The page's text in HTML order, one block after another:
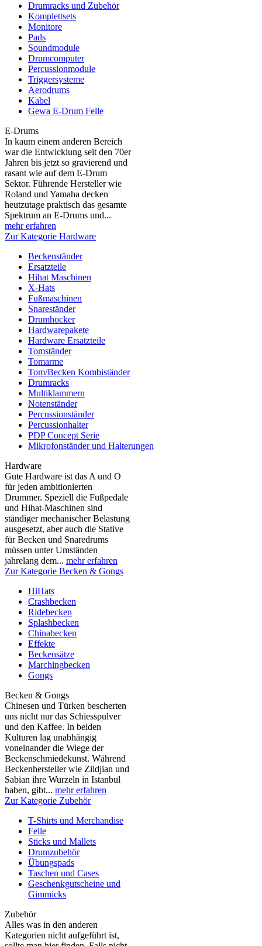
Drumracks und Zubehör
Komplettsets
Monitore
Pads
Soundmodule
Drumcomputer
Percussionmodule
Triggersysteme
Aerodrums
Kabel
Gewa E-Drum Felle
E-Drums
In kaum einem anderen Bereich
war die Entwicklung seit den 70er
Jahren bis jetzt so gravierend und
rasant wie auf dem E-Drum
Sektor. Führende Hersteller wie
Roland und Yamaha decken
heutzutage praktisch das gesamte
Spektrum an E-Drums und...
mehr erfahren
Zur Kategorie Hardware
Beckenständer
Ersatzteile
Hihat Maschinen
X-Hats
Fußmaschinen
Snareständer
Drumhocker
Hardwarepakete
Hardware Ersatzteile
Tomständer
Tomarme
Tom/Becken Kombiständer
Drumracks
Multiklammern
Notenständer
Percussionständer
Percussionhalter
PDP Concept Serie
Mikrofonständer und Halterungen
Hardware
Gute Hardware ist das A und O
für jeden ambitionierten
Drummer. Speziell die Fußpedale
und Hihat-Maschinen sind
ständiger mechanischer Belastung
ausgesetzt, aber auch die Stative
für Becken und Snaredrums
müssen unter Umständen
jahrelang dem... mehr erfahren
Zur Kategorie Becken & Gongs
HiHats
Crashbecken
Ridebecken
Splashbecken
Chinabecken
Effekte
Beckensätze
Marchingbecken
Gongs
Becken & Gongs
Chinesen und Türken bescherten
uns nicht nur das Schiesspulver
und den Kaffee. In beiden
Kulturen lag unabhängig
voneinander die Wiege der
Beckenschmiedekunst. Während
Beckenhersteller wie Zildjian und
Sabian ihre Wurzeln in Istanbul
haben, gibt... mehr erfahren
Zur Kategorie Zubehör
T-Shirts und Merchandise
Felle
Sticks und Mallets
Drumzubehör
Übungspads
Taschen und Cases
Geschenkgutscheine und
Gimmicks
Zubehör
Alles was in den anderen
Kategorien nicht aufgeführt ist,